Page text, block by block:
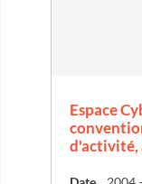
Espace
d'activité,